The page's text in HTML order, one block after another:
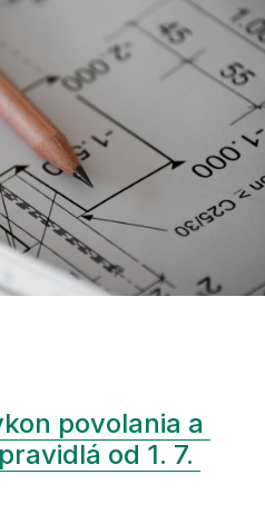
povolania a
od 1. 7.